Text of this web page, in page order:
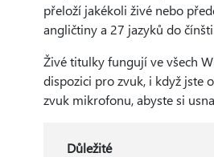
přeloží jakékoli živé nebo
angličtiny a 27 jazyků do
Živé titulky fungují ve všech
dispozici pro zvuk, i když jste
zvuk mikrofonu, abyste si
Důležité